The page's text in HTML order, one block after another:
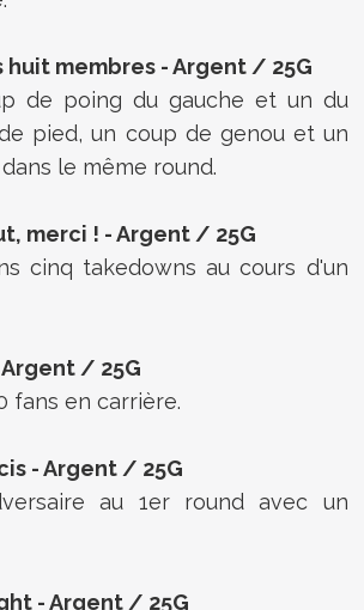
huit membres -Argent / 25G
de poing du gauche et un du
pied, un coup de genou et un
le même round.
merci ! -Argent / 25G
cinq takedowns au cours d'un
Argent / 25G
fans en carrière.
-Argent / 25G
au 1er round avec un
-Argent / 25G